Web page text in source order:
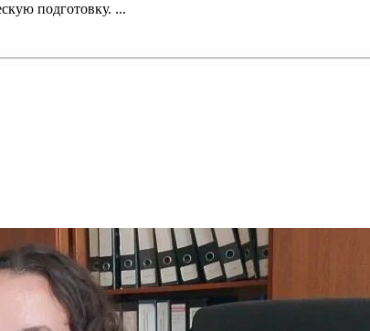
подготовку. ...